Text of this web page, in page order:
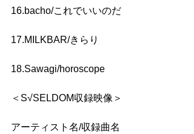
16.bacho/これでいいのだ
17.MILKBAR/きらり
18.Sawagi/horoscope
＜S√SELDOM収録映像＞
アーティスト名/収録曲名